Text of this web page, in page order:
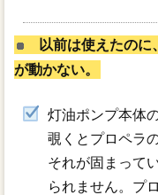
以前は使えたのに
が動かない。
灯油ポンプ本体
覗くとプロペラ
それが固まって
られません。プ